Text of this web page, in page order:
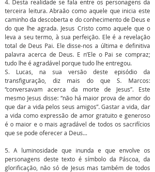
4. Desta realidade se fala entre os personagens da
terceira leitura. Abraão como aquele que inicia este
caminho da descoberta e do conhecimento de Deus e
do que lhe agrada. Jesus Cristo como aquele que o
leva a seu termo, à sua perfeição. Ele é a revelação
total de Deus Pai. Ele disse-nos a última e definitiva
palavra acerca de Deus. E n’Ele o Pai se compraz;
tudo lhe é agradável porque tudo lhe entregou.
S. Lucas, na sua versão deste episódio da
transfiguração, diz mais do que S. Marcos:
“conversavam acerca da morte de Jesus”. Este
mesmo Jesus disse: “não há maior prova de amor do
que dar a vida pelos seus amigos”. Gastar a vida, dar
a vida como expressão de amor gratuito e generoso
é o maior e o mais agradável de todos os sacrifícios
que se pode oferecer a Deus...
5. A luminosidade que inunda e que envolve os
personagens deste texto é símbolo da Páscoa, da
glorificação, não só de Jesus mas também de todos